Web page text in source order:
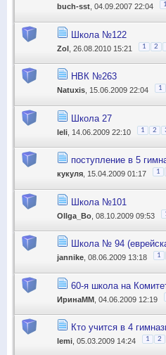
buch-sst , 04.09.2007 22:04 1
Школа №122
Zol , 26.08.2010 15:21 1 2
НВК №263
Natuxis , 15.06.2009 22:04 1
Школа 27
leli , 14.06.2009 22:10 1 2
поступление в 5
кукуля , 15.04.2009 01:17 1
Школа №101
Ollga_Bo , 08.10.2009 09:53
Школа № 94
jannike , 08.06.2009 13:18 1
60-я школа на
ИринаММ , 04.06.2009 12:19
Кто учится в 4
lemi , 05.03.2009 14:24 1 2